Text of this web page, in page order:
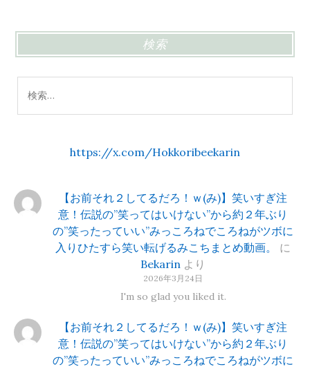
検索
索:
https://x.com/Hokkoribeekarin
【お前それ２してるだろ！ｗ(み)】笑いすぎ注
意！伝説の”笑ってはいけない”から約２年ぶり
の”笑ったっていい”みっころねでころねがツボに
入りひたすら笑い転げるみこちまとめ動画。
に
Bekarin より
2026年3月24日
I'm so glad you liked it.
【お前それ２してるだろ！ｗ(み)】笑いすぎ注
意！伝説の”笑ってはいけない”から約２年ぶり
の”笑ったっていい”みっころねでころねがツボに